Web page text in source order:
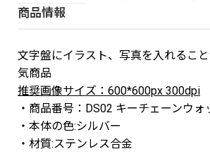
商品情報
文字盤にイラスト、写真を入れるこ
気商品
推奨画像サイズ：600*600px 300dpi
・商品番号：DS02 キーチェーンウォ
・本体の色:シルバー
・材質:ステンレス合金